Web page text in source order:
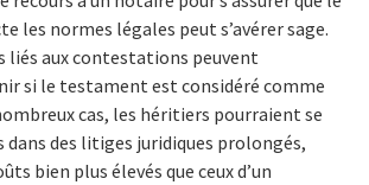
les normes légales peut s’avérer sage.
liés aux contestations peuvent
si le testament est considéré comme
cas, les héritiers pourraient se
dans des litiges juridiques prolongés,
bien plus élevés que ceux d’un